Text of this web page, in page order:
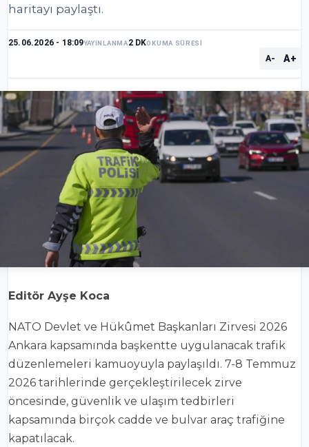
haritayı paylaştı.
25.06.2026 - 18:09YAYINLANMA2 DKOKUMA SÜRESİ
A- A+
Editör Ayşe Koca
NATO Devlet ve Hükûmet Başkanları Zirvesi 2026
Ankara kapsamında başkentte uygulanacak trafik
düzenlemeleri kamuoyuyla paylaşıldı. 7-8 Temmuz
2026 tarihlerinde gerçekleştirilecek zirve
öncesinde, güvenlik ve ulaşım tedbirleri
kapsamında birçok cadde ve bulvar araç trafiğine
kapatılacak.